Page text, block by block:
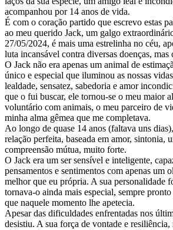
acompanhou por 14 anos de vida.
É com o coração partido que escrevo estas
ao meu querido Jack, um galgo
27/05/2024, é mais uma estrelinha no céu,
luta incansável contra diversas doenças,
O Jack não era apenas um animal de
único e especial que iluminou as nossas
lealdade, sensatez, sabedoria e amor
que o fui buscar, ele tornou-se o meu maior
voluntário com animais, o meu parceiro de
minha alma gêmea que me completava.
Ao longo de quase 14 anos (faltava uns
relação perfeita, baseada em amor, sintonia,
compreensão mútua, muito forte.
O Jack era um ser sensível e inteligente,
pensamentos e sentimentos com apenas um
melhor que eu própria. A sua personalidade
tornava-o ainda mais especial, sempre
que naquele momento lhe apetecia.
Apesar das dificuldades enfrentadas nos
desistiu. A sua força de vontade e resiliência,